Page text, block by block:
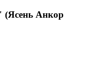
Анкор